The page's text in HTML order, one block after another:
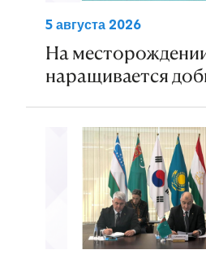
5 августа 2026
На
наращивается